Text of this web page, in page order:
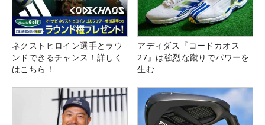
ネクストヒロイン選手とラウ
ンドできるチャンス！詳しく
はこちら！
アディダス『コードカオス
27』は強烈な蹴りでパワーを
生む